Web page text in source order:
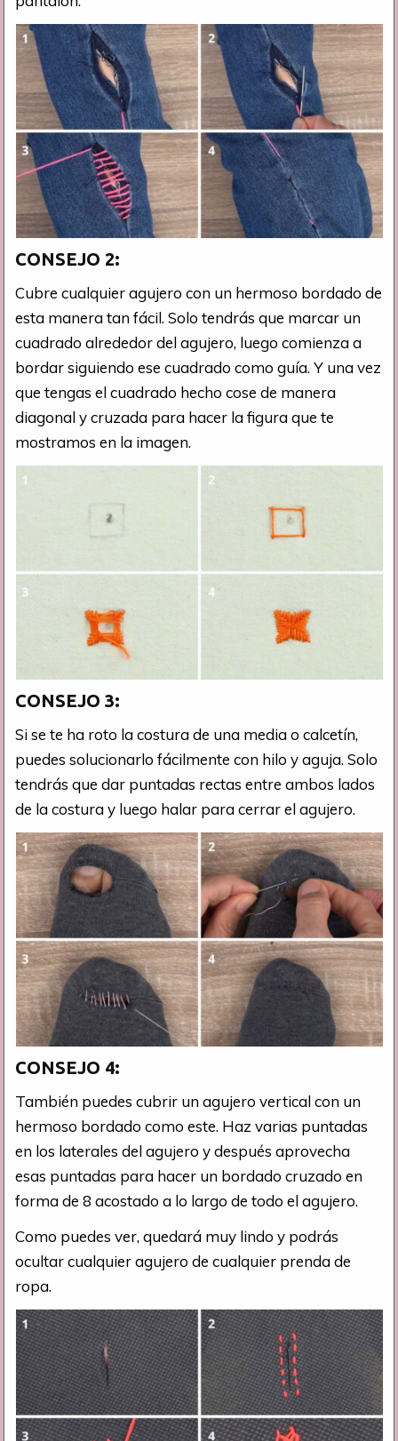
CONSEJO 2:
Cubre cualquier agujero con un hermoso bordado de
esta manera tan fácil. Solo tendrás que marcar un
cuadrado alrededor del agujero, luego comienza a
bordar siguiendo ese cuadrado como guía. Y una vez
que tengas el cuadrado hecho cose de manera
diagonal y cruzada para hacer la figura que te
mostramos en la imagen.
CONSEJO 3:
Si se te ha roto la costura de una media o calcetín,
puedes solucionarlo fácilmente con hilo y aguja. Solo
tendrás que dar puntadas rectas entre ambos lados
de la costura y luego halar para cerrar el agujero.
CONSEJO 4:
También puedes cubrir un agujero vertical con un
hermoso bordado como este. Haz varias puntadas
en los laterales del agujero y después aprovecha
esas puntadas para hacer un bordado cruzado en
forma de 8 acostado a lo largo de todo el agujero.
Como puedes ver, quedará muy lindo y podrás
ocultar cualquier agujero de cualquier prenda de
ropa.